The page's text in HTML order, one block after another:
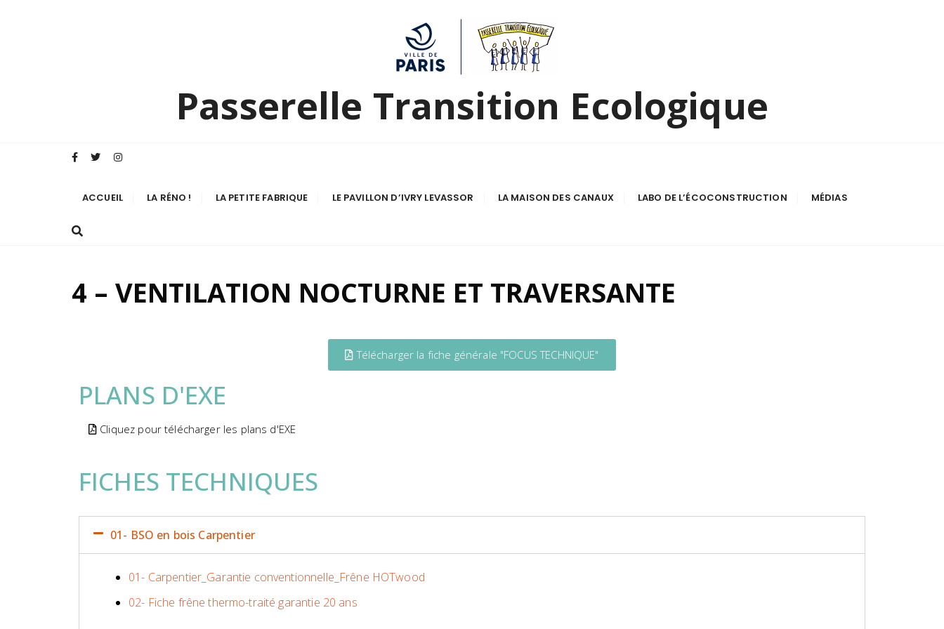
Passerelle Transition Ecologique
ACCUEIL LA RÉNO ! LA PETITE FABRIQUE LE PAVILLON D’IVRY LEVASSOR LA MAISON DES CANAUX LABO DE L’ÉCOCONSTRUCTION MÉDIAS
4 – VENTILATION NOCTURNE ET TRAVERSANTE
Télécharger la fiche générale "FOCUS TECHNIQUE"
PLANS D'EXE
Cliquez pour télécharger les plans d'EXE
FICHES TECHNIQUES
01- BSO en bois Carpentier
01- Carpentier_Garantie conventionnelle_Frêne HOTwood
02- Fiche frêne thermo-traité garantie 20 ans